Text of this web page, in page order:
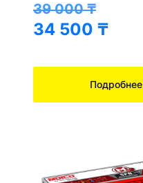
39 000₸
34 500 ₸
Подробнее